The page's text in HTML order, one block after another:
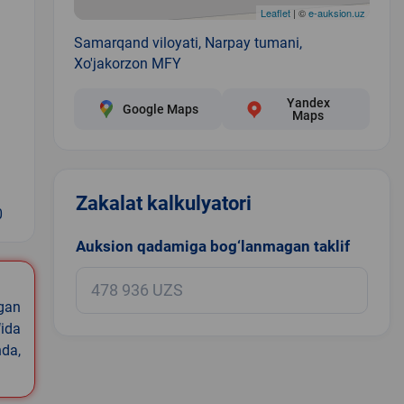
Leaflet| ©e-auksion.uz
Samarqand viloyati, Narpay tumani,
Xo'jakorzon MFY
Google Maps
Yandex
Maps
Zakalat kalkulyatori
Auksion qadamiga bog‘lanmagan taklif